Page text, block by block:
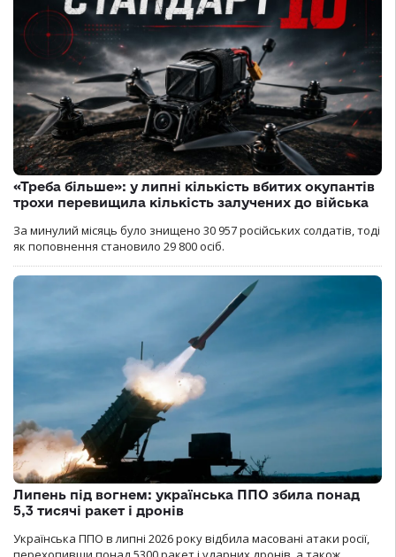
«Треба більше»: у липні кількість вбитих окупантів
трохи перевищила кількість залучених до війська
За минулий місяць було знищено 30 957 російських солдатів, тоді
як поповнення становило 29 800 осіб.
Липень під вогнем: українська ППО збила понад
5,3 тисячі ракет і дронів
Українська ППО в липні 2026 року відбила масовані атаки росії,